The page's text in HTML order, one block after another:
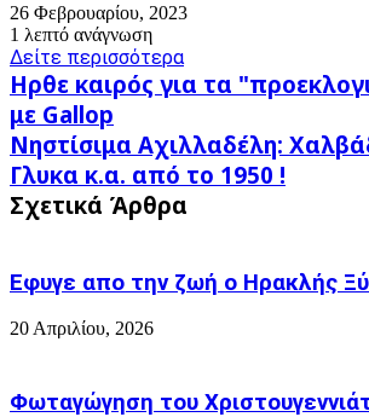
26 Φεβρουαρίου, 2023
1 λεπτό ανάγνωση
Δείτε περισσότερα
Ηρθε
καιρός
για
τα
"προεκλογικά"
Τι
άλλο
Ηρθε καιρός για τα
με Gallop
Νηστίσιμα
Αχιλλαδέλη:
Χαλβάδες,
Ταχίνι,
από
το
1950
Νηστίσιμα Αχιλλαδέλη:
Γλυκα κ.α. από το 1950 !
Σχετικά Άρθρα
Εφυγε απο την ζωή o Ηρακλής
20 Απριλίου, 2026
Φωταγώγηση του